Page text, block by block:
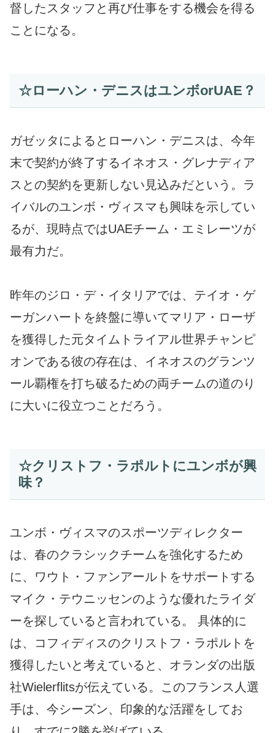
督したスタッフと再び仕事をする機会を得る
ことになる。
☆ローハン・デニスはユンボorUAE？
ガゼッタによるとローハン・デニスは、今年
末で契約が終了するイネオス・グレナディア
スとの契約を更新しない見込みだという。ラ
イバルのユンボ・ヴィスマも興味を示してい
るが、現時点ではUAEチーム・エミレーツが
最有力だ。
昨年のジロ・デ・イタリアでは、テイオ・ゲ
ーガンハートを終盤に導いてマリア・ローザ
を獲得した元タイムトライアル世界チャンピ
オンである彼の存在は、イネオスのグランツ
ール覇権を打ち破るための両チームの道のり
に大いに役立つことだろう。
☆クリストフ・ラポルトにユンボが興
味？
ユンボ・ヴィスマのスポーツディレクター
は、春のクラシックチームを強化するため
に、ワウト・ファンアールトをサポートする
マイク・テウニッセンのような優れたライダ
ーを探していると言われている。 具体的に
は、コフィディスのクリストフ・ラポルトを
獲得したいと考えていると、オランダの出版
社Wielerflitsが伝えている。このフランス人選
手は、今シーズン、印象的な活躍をしてお